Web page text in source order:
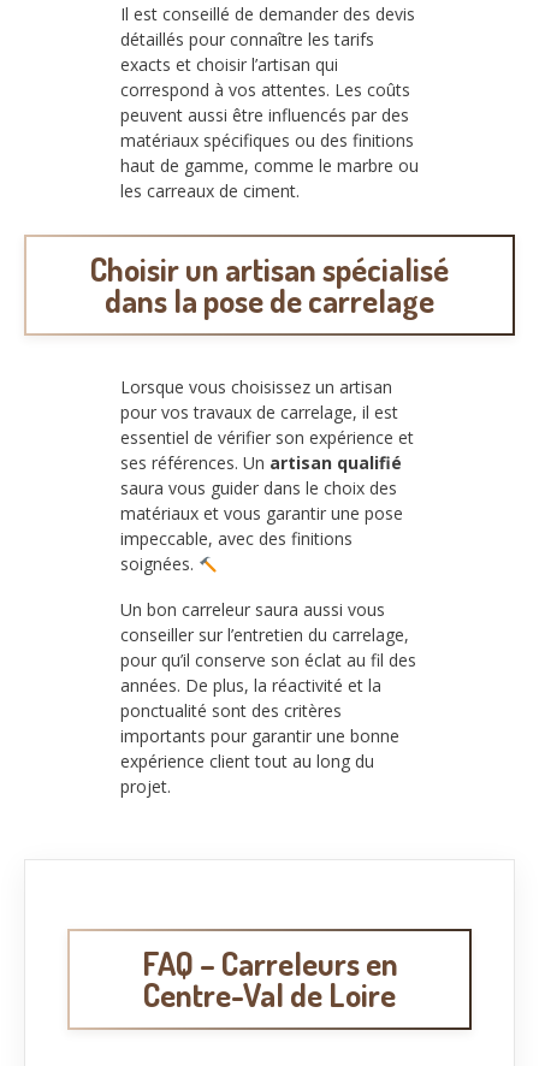
Il est conseillé de demander des devis
détaillés pour connaître les tarifs
exacts et choisir l’artisan qui
correspond à vos attentes. Les coûts
peuvent aussi être influencés par des
matériaux spécifiques ou des finitions
haut de gamme, comme le marbre ou
les carreaux de ciment.
Choisir un artisan spécialisé
dans la pose de carrelage
Lorsque vous choisissez un artisan
pour vos travaux de carrelage, il est
essentiel de vérifier son expérience et
ses références. Un artisan qualifié
saura vous guider dans le choix des
matériaux et vous garantir une pose
impeccable, avec des finitions
soignées.
Un bon carreleur saura aussi vous
conseiller sur l’entretien du carrelage,
pour qu’il conserve son éclat au fil des
années. De plus, la réactivité et la
ponctualité sont des critères
importants pour garantir une bonne
expérience client tout au long du
projet.
FAQ – Carreleurs en
Centre-Val de Loire